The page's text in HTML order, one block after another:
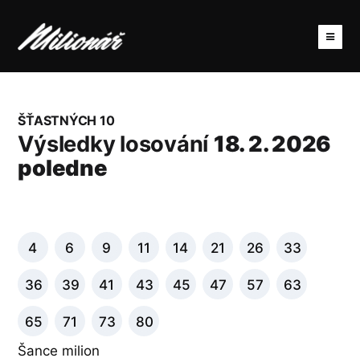
ŠŤASTNÝCH 10
Výsledky losování 18. 2. 2026
poledne
4 6 9 11 14 21 26 33
36 39 41 43 45 47 57 63
65 71 73
80
Šance milion